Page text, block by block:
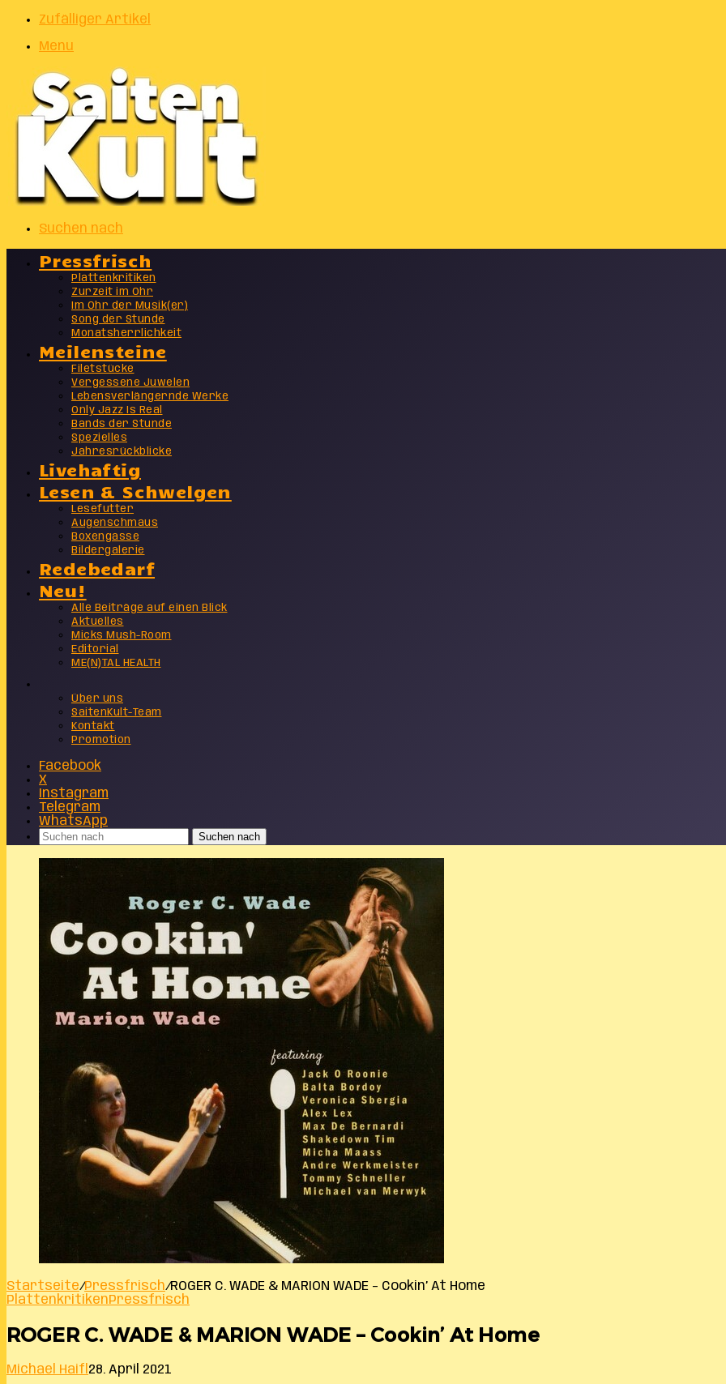
Zufälliger Artikel
Menu
Suchen nach
Pressfrisch
Plattenkritiken
Zurzeit im Ohr
Im Ohr der Musik(er)
Song der Stunde
Monatsherrlichkeit
Meilensteine
Filetstücke
Vergessene Juwelen
Lebensverlängernde Werke
Only Jazz Is Real
Bands der Stunde
Spezielles
Jahresrückblicke
Livehaftig
Lesen & Schwelgen
Lesefutter
Augenschmaus
Boxengasse
Bildergalerie
Redebedarf
Neu!
Alle Beiträge auf einen Blick
Aktuelles
Micks Mush-Room
Editorial
ME(N)TAL HEALTH
Über uns
SaitenKult-Team
Kontakt
Promotion
Facebook
X
Instagram
Telegram
WhatsApp
Suchen nach
Startseite/Pressfrisch/ROGER C. WADE & MARION WADE – Cookin’ At Home
PlattenkritikenPressfrisch
ROGER C. WADE & MARION WADE – Cookin’ At Home
Michael Haifl 28. April 2021